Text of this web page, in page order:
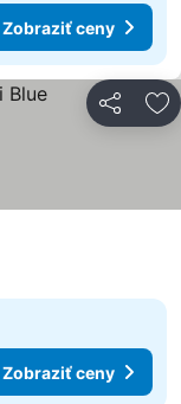
Zobraziť ceny
Zdieľať
Zobraziť ceny